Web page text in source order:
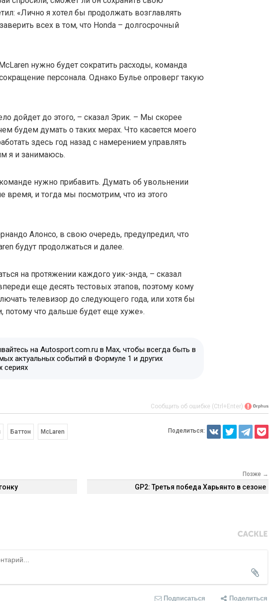
«Лично я хотел бы продолжать возглавлять
всех в том, что Honda – долгосрочный
нужно будет сократить расходы, команда
персонала. Однако Булье опроверг такую
дойдет до этого, – сказал Эрик. – Мы скорее
будем думать о таких мерах. Что касается моего
здесь год назад с намерением управлять
я и занимаюсь.
нужно прибавить. Думать об увольнении
время, и тогда мы посмотрим, что из этого
Алонсо, в свою очередь, предупредил, что
будут продолжаться и далее.
на протяжении каждого уик-энда, – сказал
еще десять тестовых этапов, поэтому кому
телевизор до следующего года, или хотя бы
потому что дальше будет еще хуже».
на Autosport.com.ru в Max, чтобы всегда быть в
актуальных событий в Формуле 1 и других
сериях
Сообщить об ошибке (Ctrl+Enter)
Баттон McLaren Поделиться:
Позже →
GP2: Третья победа Харьянто в сезоне
Подписаться Поделиться